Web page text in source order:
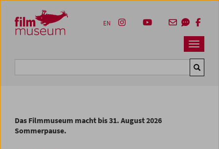
Zum Inhalt
Zum Hauptmenü
Zur Servicenavigation
Zum Suche
Navbar
EN
Das Filmmuseum macht bis 31. August 2026
Sommerpause.